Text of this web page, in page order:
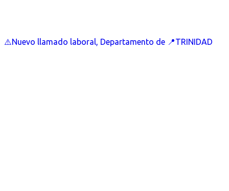
⚠️Nuevo llamado laboral, Departamento de 📍TRINIDAD